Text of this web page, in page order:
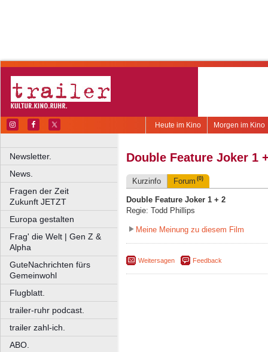
Morgen im Kino
Heute im Kino
Newsletter.
News.
Fragen der Zeit
Zukunft JETZT
Europa gestalten
Frag' die Welt | Gen Z &
Alpha
GuteNachrichten fürs
Gemeinwohl
Flugblatt.
trailer-ruhr podcast.
trailer zahl-ich.
ABO.
Double Feature Joker 1
Kurzinfo Forum (0)
Double Feature Joker 1 + 2
Regie: Todd Phillips
Meine Meinung zu diesem Film
Weitersagen Feedback